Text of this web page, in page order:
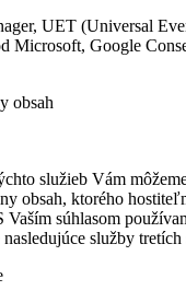
UET (Universal
Microsoft, Google
obsah
služieb Vám
obsah, ktorého
Vaším súhlasom
služby tretích